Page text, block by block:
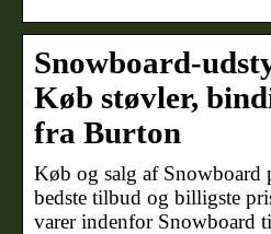
Snowboard-
Køb støvler,
fra Burton
Køb og salg af Snowboard
bedste tilbud og billigste
varer indenfor Snowboard